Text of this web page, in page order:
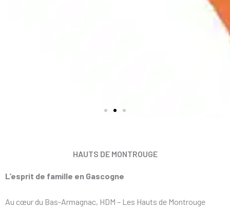
HAUTS DE MONTROUGE
L’esprit de famille en Gascogne
Au cœur du Bas-Armagnac, HDM – Les Hauts de Montrouge